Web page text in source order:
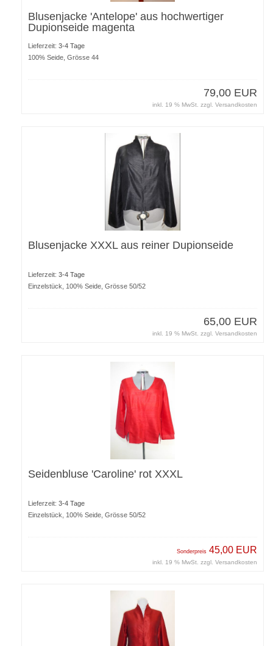
Blusenjacke 'Antelope' aus hochwertiger
Dupionseide magenta
Lieferzeit: 3-4 Tage
100% Seide, Grösse 44
79,00 EUR
inkl. 19 % MwSt. zzgl. Versandkosten
Blusenjacke XXXL aus reiner Dupionseide
Lieferzeit: 3-4 Tage
Einzelstück, 100% Seide, Grösse 50/52
65,00 EUR
inkl. 19 % MwSt. zzgl. Versandkosten
Seidenbluse 'Caroline' rot XXXL
Lieferzeit: 3-4 Tage
Einzelstück, 100% Seide, Grösse 50/52
Sonderpreis 45,00 EUR
inkl. 19 % MwSt. zzgl. Versandkosten